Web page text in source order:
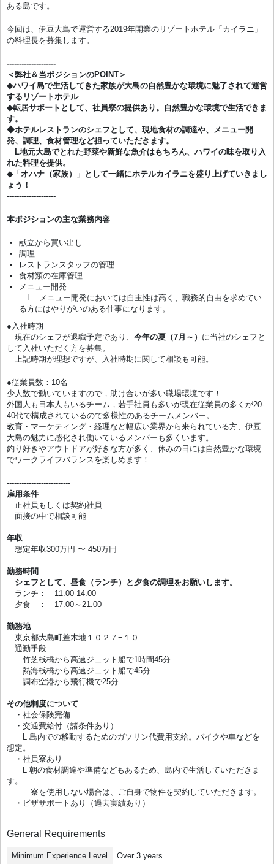
ある島です。
今回は、伊豆大島で運営する2019年開業のリゾートホテル「カイラニ」
の料理長を募集します。
--------------------
＜弊社＆当ポジションのPOINT＞
◆ハワイ島で生活してきた家族が大島の自然豊かな環境に魅了されて運営
するリゾートホテル
◆転居サポートとして、社員寮の提供あり。自然豊かな環境で生活できま
す。
◆ホテルレストランのシェフとして、現地食材の調達や、メニュー開
発、調理、食材管理など担っていただきます。
L地元大島でとれた野菜や新鮮な魚介はもちろん、ハワイの味を取り入
れた料理を提供。
◆「オハナ（家族）」として一緒にホテルカイラニを盛り上げていきまし
ょう！
--------------------
本ポジションの主な業務内容
献立から買い出し
調理
レストランスタッフの管理
食材類の在庫管理
メニュー開発
L メニュー開発においては自主性は高く、職務的自由を求めてい
る方にはやりがいのある仕事になります。
●入社時期
現在のシェフが退職予定であり、 今年の夏（7月～） に当社のシェフと
して入社いただく方を募集。
上記時期が理想ですが、入社時期に関して相談も可能。
●従業員数：10名
少人数で動いていますので，助け合いが多い職場環境です！
外国人も日本人もいるチーム，若手社員も多いが現在従業員の多くが20-
40代で構成されているので多様性のあるチームメンバー。
教育・マーケティング・経理など幅広い業界から来られている方、伊豆
大島の魅力に感化され働いているメンバーも多くいます。
釣り好きやアウトドアが好きな方が多く、休みの日には自然豊かな環境
でワークライフバランスを楽しめます！
--------------------------
雇用条件
正社員もしくは契約社員
面接の中で相談可能
年収
想定年収300万円 〜 450万円
勤務時間
シェフとして、昼食（ランチ）と夕食の調理をお願いします。
ランチ： 11:00-14:00
夕食 ： 17:00～21:00
勤務地
東京都大島町差木地１０２７−１０
通勤手段
竹芝桟橋から高速ジェット船で1時間45分
熱海桟橋から高速ジェット船で45分
調布空港から飛行機で25分
その他制度について
・社会保険完備
・交通費給付（諸条件あり）
L 島内での移動するためのガソリン代費用支給。バイクや車などを
想定。
・社員寮あり
L 朝の食材調達や準備などもあるため、島内で生活していただきま
す。
寮を使用しない場合は、ご自身で物件を契約していただきます。
・ビザサポートあり（過去実績あり）
General Requirements
Minimum Experience Level Over 3 years